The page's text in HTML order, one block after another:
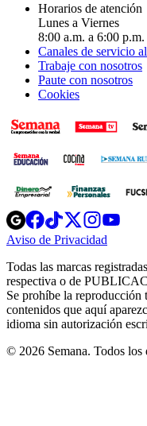
Horarios de atención
Lunes a Viernes
8:00 a.m. a 6:00 p.m.
Canales de servicio
Trabaje con nosotros
Paute con nosotros
Cookies
Opens
in
new
Opens
in
new
Opens
in
new
window
Opens
new
window
Aviso de Privacidad
new
window
Todas las marcas
respectiva o de
Se prohíbe la reproducción
contenidos que aquí
idioma sin autorización
© 2026 Semana. Todos los